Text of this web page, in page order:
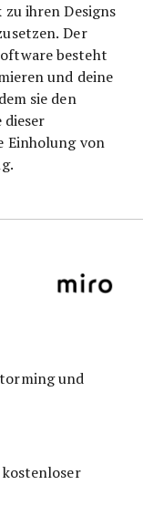
zu ihren Designs
Der
besteht
und deine
sie den
Einholung von
und